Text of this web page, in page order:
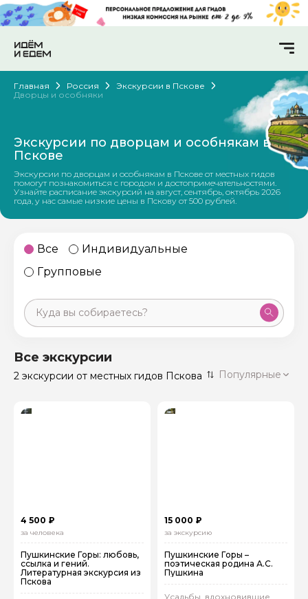
Главная Россия
Экскурсии в Пскове
Дворцы и особняки
Экскурсии по дворцам и особнякам в
Пскове
Экскурсии по дворцам и особнякам в Пскове от местных гидов
помогут познакомиться с городом и достопримечательностями.
Узнайте расписание экскурсий на август, сентябрь, октябрь 2026
года, у нас самые низкие цены в Пскову от 500 рублей.
Все
Индивидуальные
Групповые
Санкт-Петербург 50 экскурсий
Россия
Все экскурсии
2 экскурсии от местных гидов Пскова Популярные
4 500 ₽
за человека
Пушкинские Горы: любовь,
ссылка и гений.
Литературная экскурсия из
Пскова
15 000 ₽
за экскурсию
Пушкинские Горы –
поэтическая родина А.С.
Пушкина
Усадьбы, вдохновившие